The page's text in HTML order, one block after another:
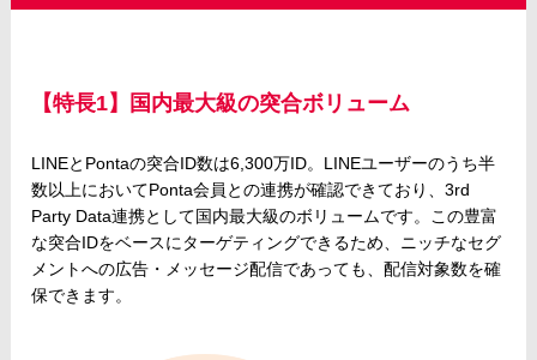
【特長1】国内最大級の突合ボリューム
LINEとPontaの突合ID数は6,300万ID。LINEユーザーのうち半
数以上においてPonta会員との連携が確認できており、3rd
Party Data連携として国内最大級のボリュームです。この豊富
な突合IDをベースにターゲティングできるため、ニッチなセグ
メントへの広告・メッセージ配信であっても、配信対象数を確
保できます。